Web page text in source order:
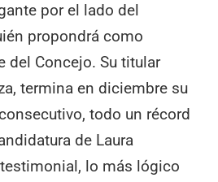
por el lado del
propondrá como
del Concejo. Su titular
termina en diciembre su
todo un récord
de Laura
lo más lógico